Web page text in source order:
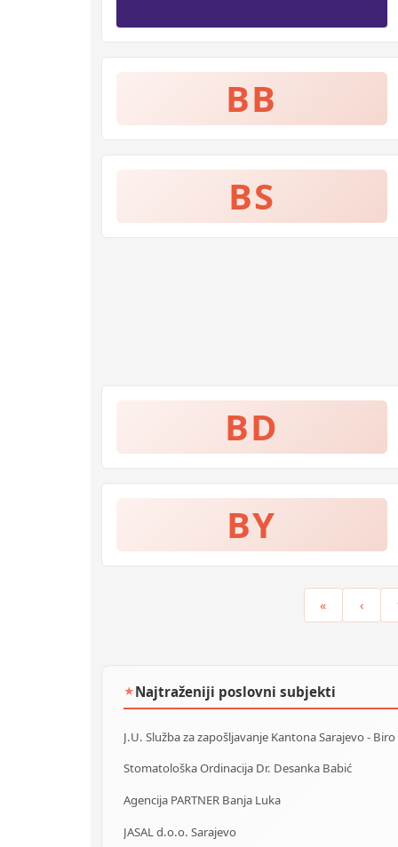
BB
BS
BD
BY
« ‹
★Najtraženiji poslovni subjekti
Stomatološka Ordinacija Dr. Desanka Babić
Agencija PARTNER Banja Luka
JASAL d.o.o. Sarajevo